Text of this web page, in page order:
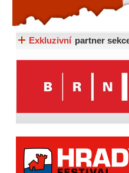
Exkluzivní partner